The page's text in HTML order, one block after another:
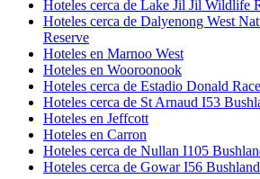
Hoteles cerca de Lake Jil Jil Wildlife
Hoteles cerca de Dalyenong West
Reserve
Hoteles en Marnoo West
Hoteles en Wooroonook
Hoteles cerca de Estadio Donald
Hoteles cerca de St Arnaud I53
Hoteles en Jeffcott
Hoteles en Carron
Hoteles cerca de Nullan I105
Hoteles cerca de Gowar I56